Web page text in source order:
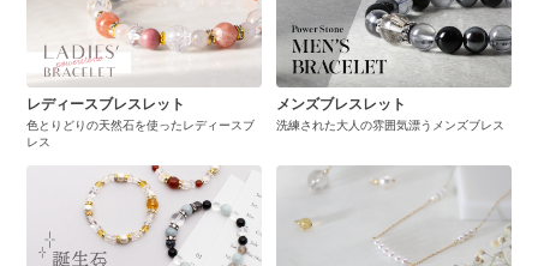
レディースブレスレット
色とりどりの天然石を使ったレディースブ
レス
メンズブレスレット
洗練された大人の雰囲気漂うメンズブレス